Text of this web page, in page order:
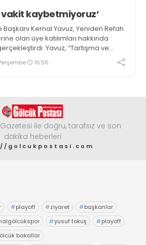
vakit kaybetmiyoruz’
Başkanı Kemal Yavuz, Yeniden Refah
olan üye katılımları hakkında
Yavuz, “Tartışma ve
yerine Gölcük’ümüz için
taleplerini dinlemeye ve
16:56
ile doğru, tarafsız ve son
dakika heberleri
golcukpostasi.com
#playoff #ziyaret #başkanlar
#yusuf tokuş #playoff
bakallar